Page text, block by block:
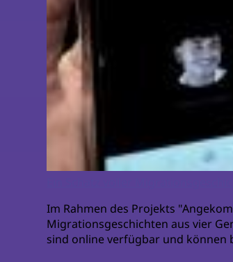
Im Rahmen des Projekts
Migrationsgeschichten aus vier
sind online verfügbar und können